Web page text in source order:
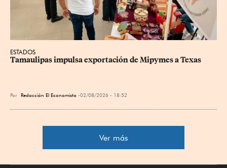
ESTADOS
Tamaulipas impulsa exportación de Mipymes a Texas
Por Redacción El Economista 02/08/2026 - 18:52
Ver más